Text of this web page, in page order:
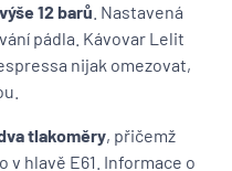
12 barů . Nastavená
pádla. Kávovar Lelit
nijak omezovat,
tlakoměry, přičemž
v hlavě E61. Informace o